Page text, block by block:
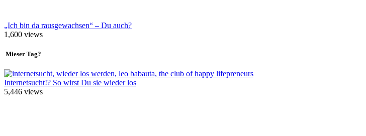
„Ich bin da rausgewachsen“ – Du auch?
1,600 views
Mieser Tag?
Internetsucht!? So wirst Du sie wieder los
5,446 views